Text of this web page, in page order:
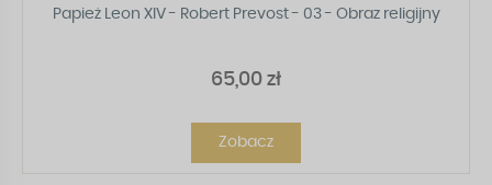
Papież Leon XIV - Robert Prevost - 03 - Obraz religijny
65,00 zł
Zobacz